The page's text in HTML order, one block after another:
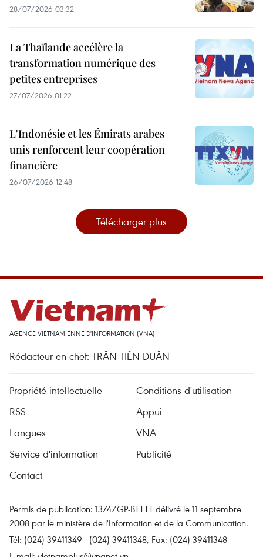
28/07/2026 03:32
La Thaïlande accélère la
transformation numérique des
petites entreprises
27/07/2026 01:22
L'Indonésie et les Émirats arabes
unis renforcent leur coopération
financière
26/07/2026 12:48
Télécharger plus
AGENCE VIETNAMIENNE D'INFORMATION (VNA)
Rédacteur en chef: TRÂN TIÊN DUÂN
Propriété intellectuelle
Conditions d'utilisation
RSS
Appui
Langues
VNA
Service d'information
Publicité
Contact
Permis de publication: 1374/GP-BTTTT délivré le 11 septembre
2008 par le ministère de l'Information et de la Communication.
Tél: (024) 39411349 - (024) 39411348, Fax: (024) 39411348